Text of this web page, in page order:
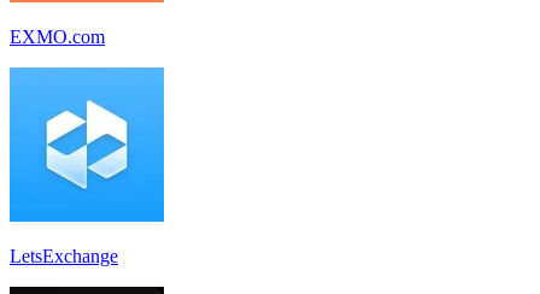
EXMO.com
LetsExchange